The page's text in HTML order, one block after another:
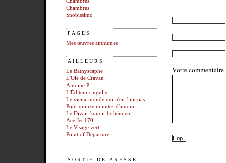
Chambres
Snobissimo
PAGES
Mes œuvres anthumes
AILLEURS
Le Bathyscaphe
L'Oie de Cravan
Antoine P.
L'Éditeur singulier
Le vieux monde qui n'en finit pas
Pour quinze minutes d'amour
Le Divan fumoir bohémien
Ace Jet 170
Le Visage vert
Point of Departure
SORTIE DE PRESSE
Votre commentaire